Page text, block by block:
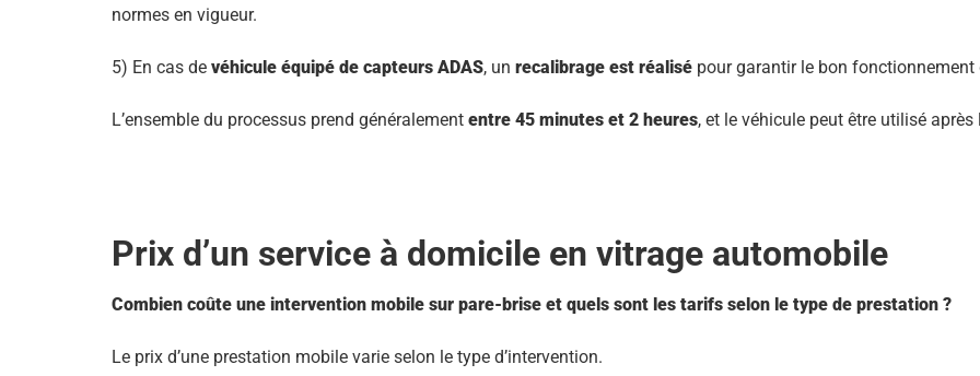
normes en vigueur.
5) En cas de véhicule équipé de capteurs ADAS, un recalibrage est réalisé pour garantir le bon
L’ensemble du processus prend généralement entre 45 minutes et 2 heures, et le véhicule peut être utilisé
Prix d’un service à domicile en vitrage automobile
Combien coûte une intervention mobile sur pare-brise et quels sont les tarifs selon le type de prestation ?
Le prix d’une prestation mobile varie selon le type d’intervention.